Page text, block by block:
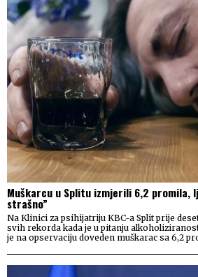
Muškarcu u Splitu izmjerili 6,2 promila,
strašno”
Na Klinici za psihijatriju KBC-a Split prije
svih rekorda kada je u pitanju
je na opservaciju doveden muškarac sa 6,2